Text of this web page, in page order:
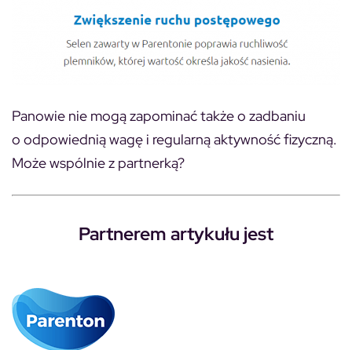
Panowie nie mogą zapominać także o zadbaniu
o odpowiednią wagę i regularną aktywność fizyczną.
Może wspólnie z partnerką?
Partnerem artykułu jest